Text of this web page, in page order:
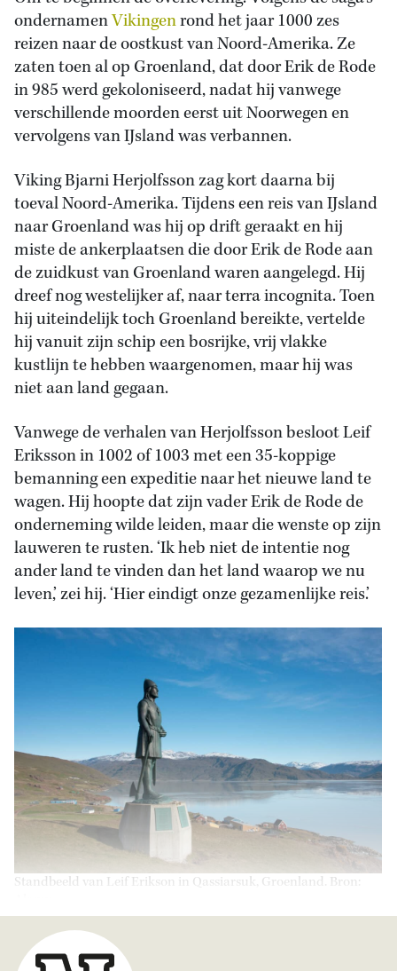
ondernamenVikingenrond het jaar 1000 zes
reizen naar de oostkust van Noord-Amerika. Ze
zaten toen al op Groenland, dat door Erik de Rode
in 985 werd gekoloniseerd, nadat hij vanwege
verschillende moorden eerst uit Noorwegen en
vervolgens van IJsland was verbannen.
Viking Bjarni Herjolfsson zag kort daarna bij
toeval Noord-Amerika. Tijdens een reis van IJsland
naar Groenland was hij op drift geraakt en hij
miste de ankerplaatsen die door Erik de Rode aan
de zuidkust van Groenland waren aangelegd. Hij
dreef nog westelijker af, naar terra incognita. Toen
hij uiteindelijk toch Groenland bereikte, vertelde
hij vanuit zijn schip een bosrijke, vrij vlakke
kustlijn te hebben waargenomen, maar hij was
niet aan land gegaan.
Vanwege de verhalen van Herjolfsson besloot Leif
Eriksson in 1002 of 1003 met een 35-koppige
bemanning een expeditie naar het nieuwe land te
wagen. Hij hoopte dat zijn vader Erik de Rode de
onderneming wilde leiden, maar die wenste op zijn
lauweren te rusten. ‘Ik heb niet de intentie nog
ander land te vinden dan het land waarop we nu
leven,’ zei hij. ‘Hier eindigt onze gezamenlijke reis.’
Standbeeld van Leif Erikson in Qassiarsuk, Groenland. Bron: